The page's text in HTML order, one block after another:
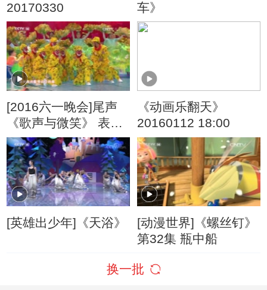
20170330
车》
[2016六一晚会]尾声
《歌声与微笑》 表
演：银河少儿电视艺
术团等
《动画乐翻天》
20160112 18:00
[英雄出少年]《天浴》
[动漫世界]《螺丝钉》
第32集 瓶中船
换一批